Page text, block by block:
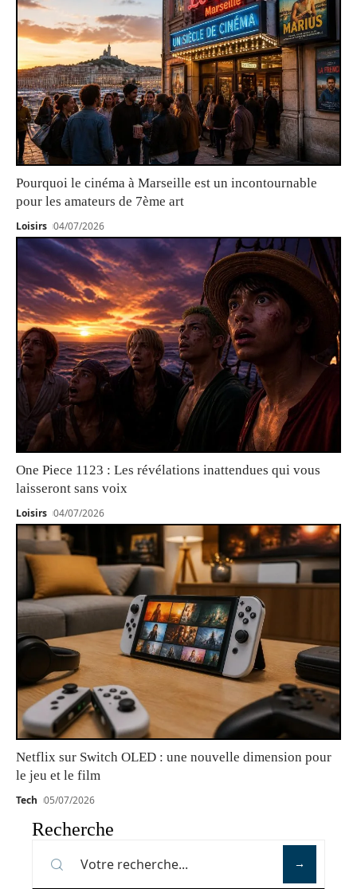
Pourquoi le cinéma à Marseille est un incontournable
pour les amateurs de 7ème art
Loisirs 04/07/2026
One Piece 1123 : Les révélations inattendues qui vous
laisseront sans voix
Loisirs 04/07/2026
Netflix sur Switch OLED : une nouvelle dimension pour
le jeu et le film
Tech 05/07/2026
Recherche